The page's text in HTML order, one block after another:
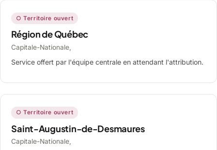
○ Territoire ouvert
Région de Québec
Capitale-Nationale,
Service offert par l'équipe centrale en attendant l'attribution.
○ Territoire ouvert
Saint-Augustin-de-Desmaures
Capitale-Nationale,